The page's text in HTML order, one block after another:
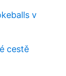
v
cestě